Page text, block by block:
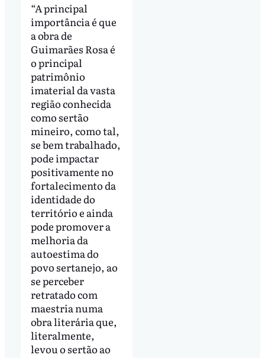
“A principal
importância é que
a obra de
Guimarães Rosa é
o principal
patrimônio
imaterial da vasta
região conhecida
como sertão
mineiro, como tal,
se bem trabalhado,
pode impactar
positivamente no
fortalecimento da
identidade do
território e ainda
pode promover a
melhoria da
autoestima do
povo sertanejo, ao
se perceber
retratado com
maestria numa
obra literária que,
literalmente,
levou o sertão ao